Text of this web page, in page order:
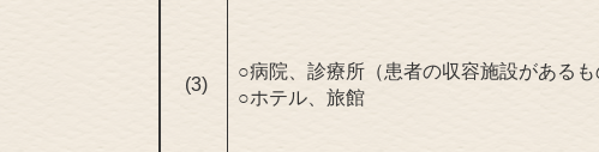
(3)
○病院、診療所（患者の収容施設があるも
○ホテル、旅館